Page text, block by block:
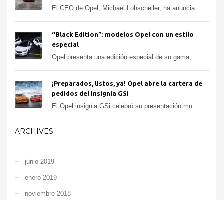
El CEO de Opel, Michael Lohscheller, ha anuncia...
“Black Edition”: modelos Opel con un estilo
especial
Opel presenta una edición especial de su gama, ...
¡Preparados, listos, ya! Opel abre la cartera de
pedidos del Insignia GSi
El Opel insignia GSi celebró su presentación mu...
ARCHIVES
junio 2019
enero 2019
noviembre 2018